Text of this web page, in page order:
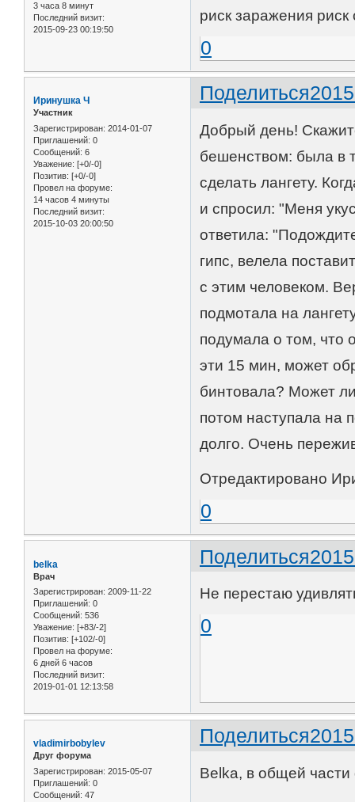
3 часа 8 минут
Последний визит:
2015-09-23 00:19:50
риск заражения
0
Поделиться
Иринушка Ч
Участник
Зарегистрирован: 2014-01-07
Приглашений: 0
Сообщений: 6
Уважение: [+0/-0]
Позитив: [+0/-0]
Провел на форуме:
14 часов 4 минуты
Последний визит:
2015-10-03 20:00:50
Добрый день!
бешенством: была в
сделать лангету.
и спросил: "Меня
ответила:
гипс, велела
с этим человеком.
подмотала на
подумала о том, что
эти 15 мин, может
бинтовала? Может
потом наступала на
долго. Очень
Отредактировано
0
Поделиться
belka
Врач
Зарегистрирован: 2009-11-22
Приглашений: 0
Сообщений: 536
Уважение: [+83/-2]
Позитив: [+102/-0]
Провел на форуме:
6 дней 6 часов
Последний визит:
2019-01-01 12:13:58
Не перестаю
0
Поделиться
vladimirbobylev
Друг форума
Зарегистрирован: 2015-05-07
Приглашений: 0
Сообщений: 47
Belka, в общей